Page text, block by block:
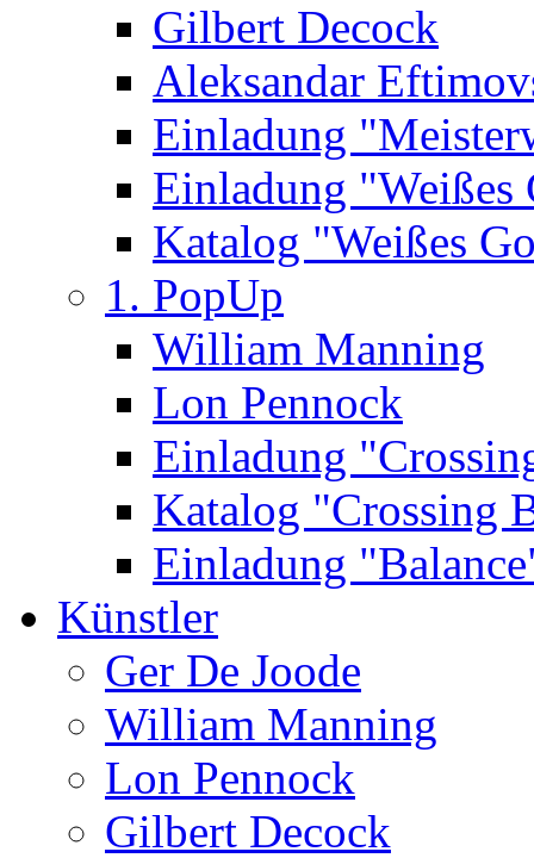
Gilbert Decock
Aleksandar
Einladung
Einladung "Weißes
Katalog "Weißes
1. PopUp
William Manning
Lon Pennock
Einladung
Katalog "Crossing
Einladung
Künstler
Ger De Joode
William Manning
Lon Pennock
Gilbert Decock